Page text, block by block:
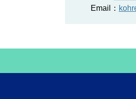
Email：